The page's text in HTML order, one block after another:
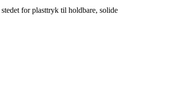
for plasttryk til holdbare, solide